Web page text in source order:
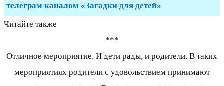
телеграм каналом «Загадки для детей»
Читайте также
***
Отличное мероприятие. И дети рады, и родители. В таких
мероприятиях родители с удовольствием принимают